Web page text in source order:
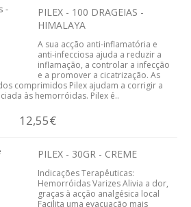
PILEX - 100 DRAGEIAS -
HIMALAYA
A sua acção anti-inflamatória e
anti-infecciosa ajuda a reduzir a
inflamação, a controlar a infecção
e a promover a cicatrização. As
comprimidos Pilex ajudam a corrigir a
às hemorróidas. Pilex é..
12,55€
PILEX - 30GR - CREME
Indicações Terapêuticas:
Hemorróidas Varizes Alivia a dor,
graças à acção analgésica local
Facilita uma evacuação mais